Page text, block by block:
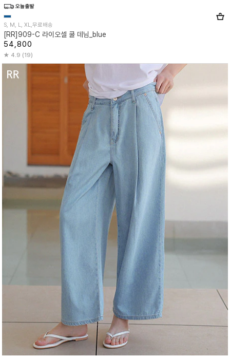
S, M, L, XL,무료배송
[RR]909-C 라이오셀 쿨 데님_blue
54,800
4.9 (19)